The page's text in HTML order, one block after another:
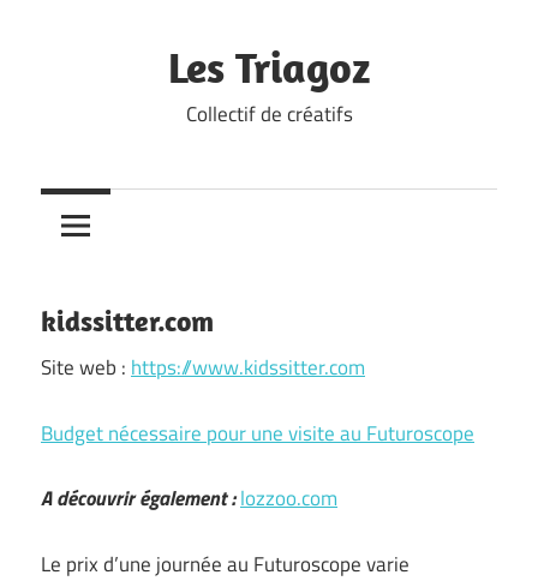
Les Triagoz
Collectif de créatifs
kidssitter.com
Site web : https://www.kidssitter.com
Budget nécessaire pour une visite au Futuroscope
A découvrir également :lozzoo.com
Le prix d’une journée au Futuroscope varie